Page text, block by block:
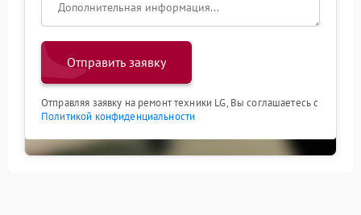
Отправить заявку
Отправляя заявку на ремонт техники LG, Вы соглашаетесь с
Политикой конфиденциальности